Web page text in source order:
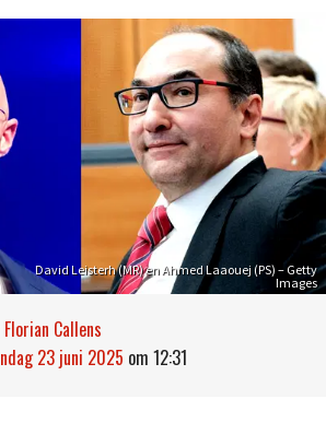
David Leisterh (MR) en Ahmed Laaouej (PS) – Getty
Images
Florian Callens
23 juni 2025 om 12:31